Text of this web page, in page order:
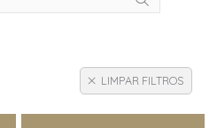
LIMPAR FILTROS